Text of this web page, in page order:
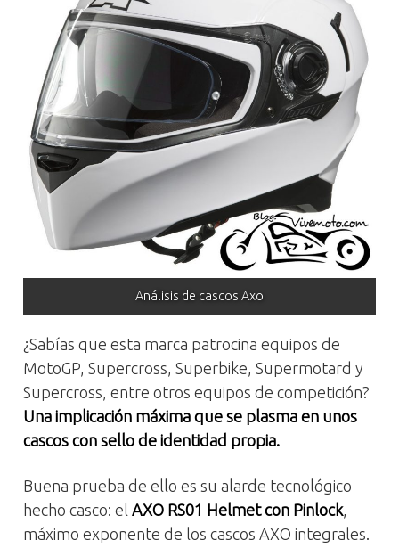
Análisis de cascos Axo
¿Sabías que esta marca patrocina equipos de
MotoGP, Supercross, Superbike, Supermotard y
Supercross, entre otros equipos de competición?
Una implicación máxima que se plasma en unos
cascos con sello de identidad propia.
Buena prueba de ello es su alarde tecnológico
hecho casco: el AXO RS01 Helmet con Pinlock,
máximo exponente de los cascos AXO integrales.